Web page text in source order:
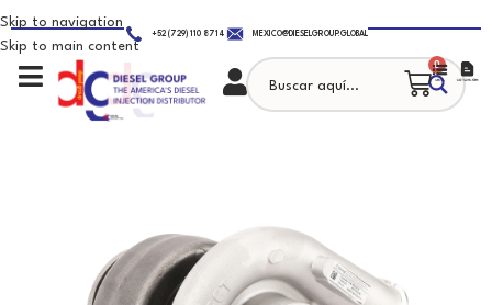
Skip to navigation
Skip to main content
+52 (729) 110 8714 MEXICO@DIESELGROUP.GLOBAL
0